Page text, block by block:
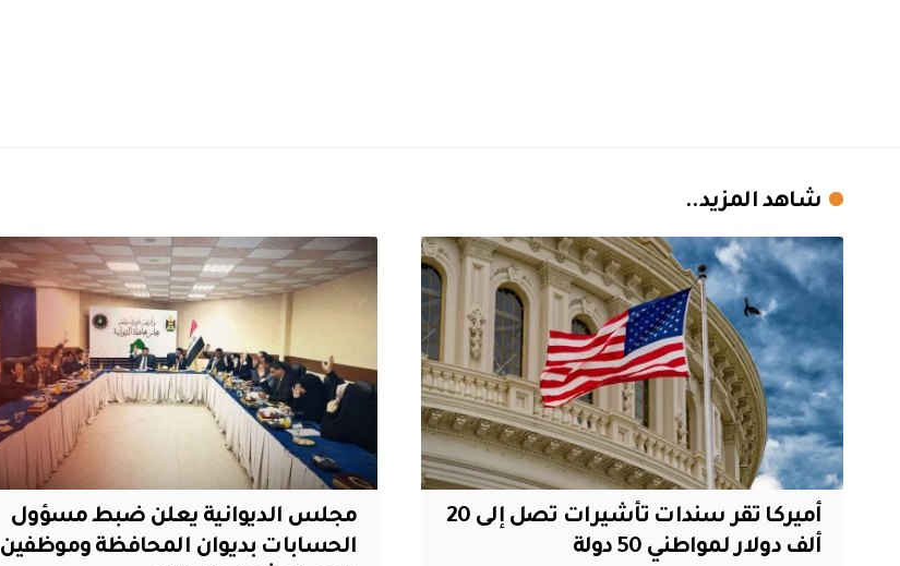
شاهد المزيد..
أميركا تقر سندات تأشيرات تصل إلى 20
ألف دولار لمواطني 50 دولة
مجلس الديوانية يعلن ضبط مسؤول
الحسابات بديوان المحافظة وموظفين